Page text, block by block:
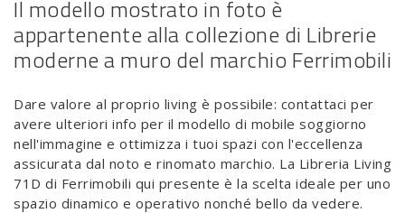
Il modello mostrato in foto è
appartenente alla collezione di Librerie
moderne a muro del marchio Ferrimobili
Dare valore al proprio living è possibile: contattaci per
avere ulteriori info per il modello di mobile soggiorno
nell'immagine e ottimizza i tuoi spazi con l'eccellenza
assicurata dal noto e rinomato marchio. La Libreria Living
71D di Ferrimobili qui presente è la scelta ideale per uno
spazio dinamico e operativo nonché bello da vedere.